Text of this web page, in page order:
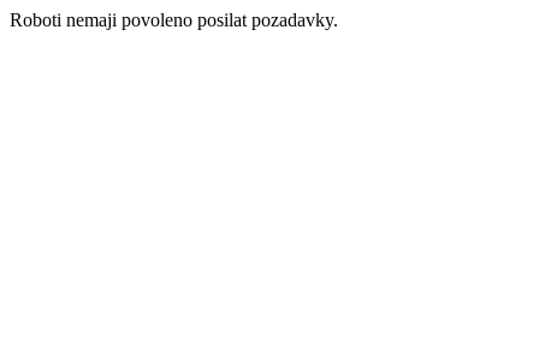
Roboti nemaji povoleno posilat pozadavky.